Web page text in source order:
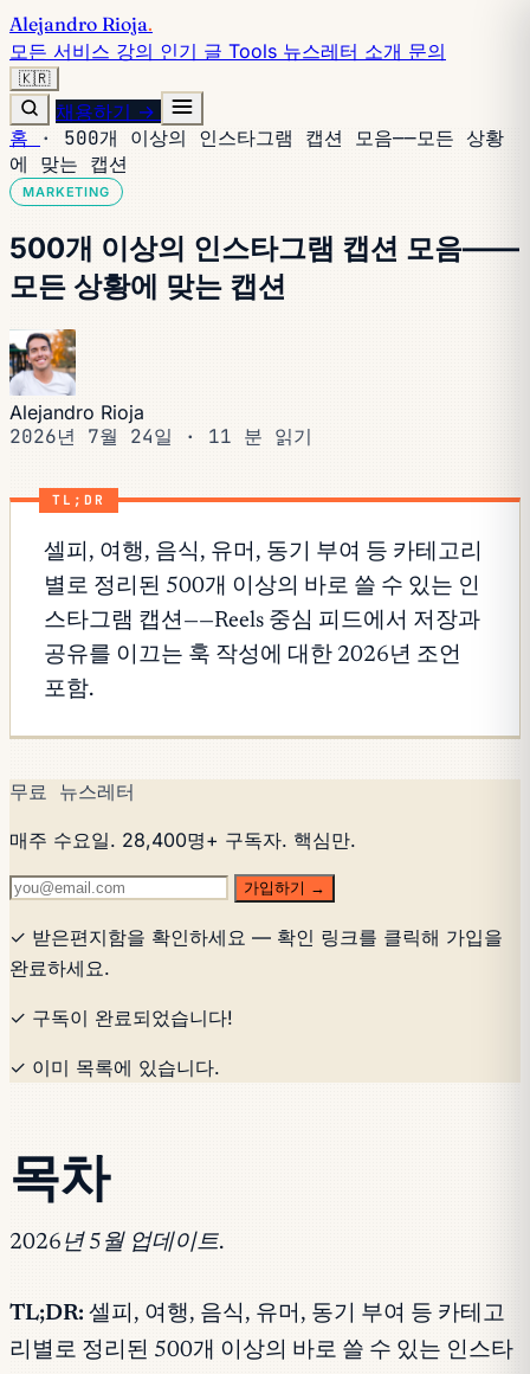
Alejandro Rioja.
모든 서비스 강의 인기 글 Tools 뉴스레터 소개 문의
🇰🇷
채용하기 →
홈 ·
500개 이상의 인스타그램 캡션 모음——모든 상황
에 맞는 캡션
MARKETING
500개 이상의 인스타그램 캡션 모음——
모든 상황에 맞는 캡션
Alejandro Rioja
2026년 7월 24일 · 11 분 읽기
TL;DR
셀피, 여행, 음식, 유머, 동기 부여 등 카테고리
별로 정리된 500개 이상의 바로 쓸 수 있는 인
스타그램 캡션——Reels 중심 피드에서 저장과
공유를 이끄는 훅 작성에 대한 2026년 조언
포함.
무료 뉴스레터
매주 수요일. 28,400명+ 구독자. 핵심만.
가입하기 →
✓ 받은편지함을 확인하세요 — 확인 링크를 클릭해 가입을
완료하세요.
✓ 구독이 완료되었습니다!
✓ 이미 목록에 있습니다.
목차
2026년 5월 업데이트.
TL;DR: 셀피, 여행, 음식, 유머, 동기 부여 등 카테고
리별로 정리된 500개 이상의 바로 쓸 수 있는 인스타